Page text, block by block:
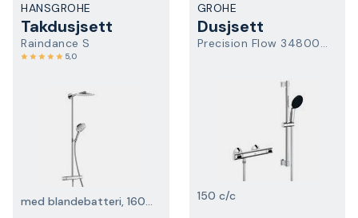
HANSGROHE
Takdusjsett
Raindance S
5,0
med blandebatteri, 160 cc
GROHE
Dusjsett
Precision Flow 34800001
150 c/c